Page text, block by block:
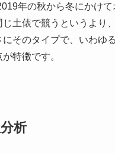
年の秋から冬にかけ
土俵で競うというより
そのタイプで、いわゆ
特徴です。
析